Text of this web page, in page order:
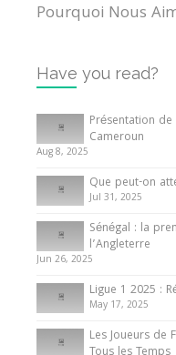
Pourquoi Nous
Internationales
Tout ce que vous
d’Afrique des
10 May 2024
Internationales
Présentation de
du Cameroun
8 August 2025
Have you read?
Présentation
Cameroun
Aug 8, 2025
Que peut-on
Jul 31, 2025
Sénégal : la
l’Angleterre
Jun 26, 2025
Ligue 1 2025 :
May 17, 2025
Les Joueurs de